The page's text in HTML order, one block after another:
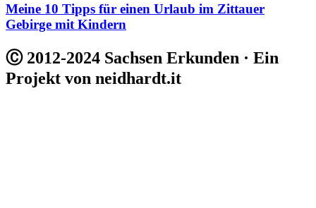
Meine 10 Tipps für einen Urlaub im Zittauer
Gebirge mit Kindern
Ⓒ 2012-2024 Sachsen Erkunden · Ein
Projekt von neidhardt.it